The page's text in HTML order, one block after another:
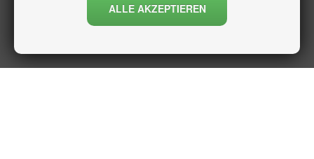
ALLE AKZEPTIEREN